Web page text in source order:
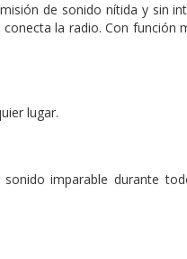
de sonido nítida y sin
la radio. Con función
lugar.
imparable durante